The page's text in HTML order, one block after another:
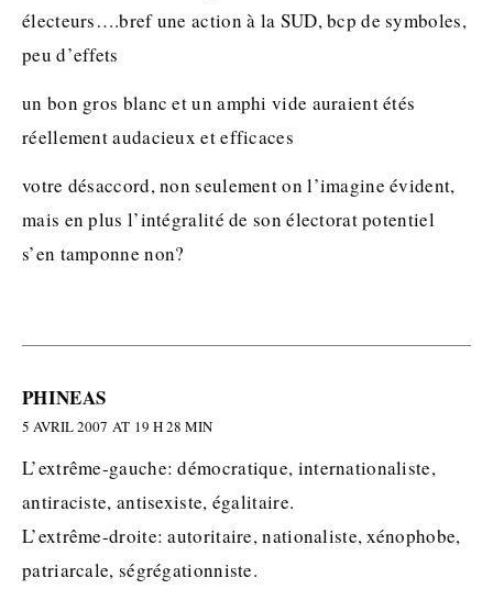
électeurs….bref une action à la SUD, bcp de symboles,
peu d’effets
un bon gros blanc et un amphi vide auraient étés
réellement audacieux et efficaces
votre désaccord, non seulement on l’imagine évident,
mais en plus l’intégralité de son électorat potentiel
s’en tamponne non?
PHINEAS
5 AVRIL 2007 AT 19 H 28 MIN
L’extrême-gauche: démocratique, internationaliste,
antiraciste, antisexiste, égalitaire.
L’extrême-droite: autoritaire, nationaliste, xénophobe,
patriarcale, ségrégationniste.